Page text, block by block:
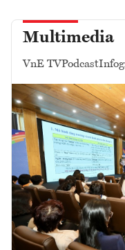
Multimedia
VnE TVPodcast